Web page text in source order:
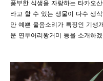
풍부한 식생을 자랑하는 타카오
라고 할 수 있는 생물이 다수 생
만 예쁜 울음소리가 특징인 기생
운 연두어리왕거미 등을 소개하